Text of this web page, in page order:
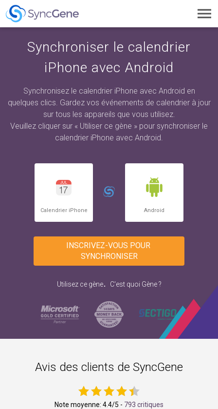
Synchroniser le calendrier
iPhone avec Android
Synchronisez le calendrier iPhone avec Android en
quelques clics. Gardez vos événements de calendrier à jour
sur tous les appareils que vous utilisez.
Veuillez cliquer sur « Utiliser ce gène » pour synchroniser le
calendrier iPhone avec Android.
Calendrier iPhone Android
INSCRIVEZ-VOUS POUR
SYNCHRONISER
Utilisez ce gène. C'est quoi Gène ?
Avis des clients de SyncGene
Note moyenne: 4.4/5 - 793 critiques